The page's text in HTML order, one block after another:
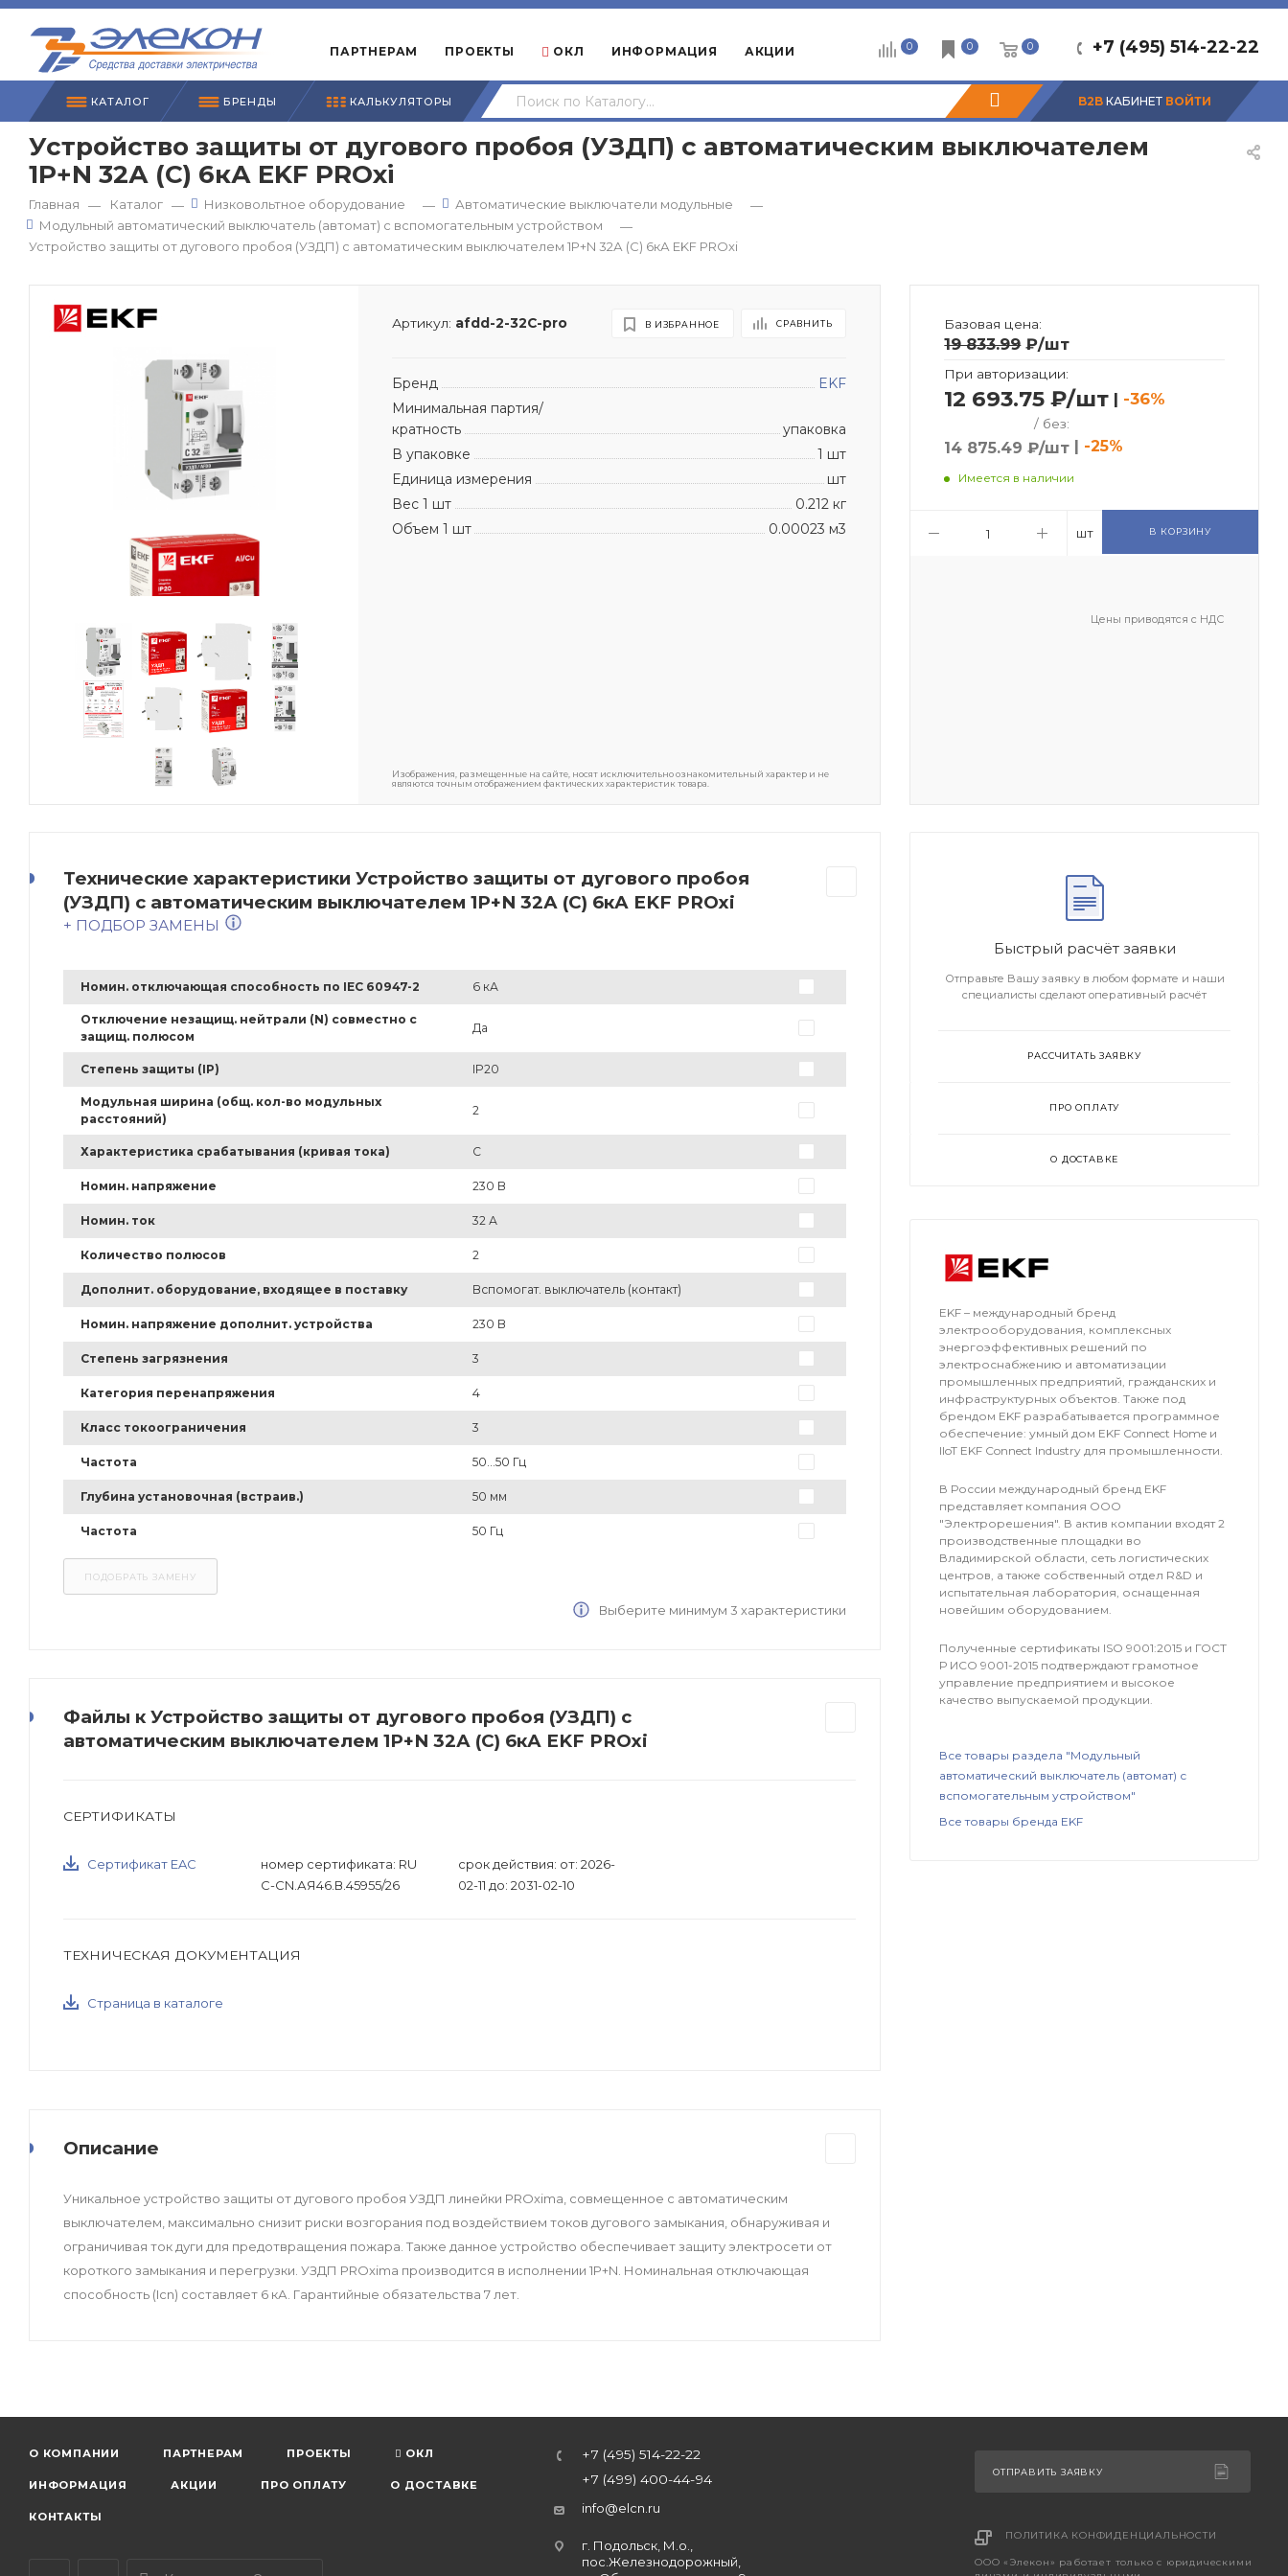
ПАРТНЕРАМ ПРОЕКТЫ ОКЛ ИНФОРМАЦИЯ АКЦИИ +7 (495) 514-22-22
0 0 0
B2B КАБИНЕТ ВОЙТИ
КАТАЛОГ БРЕНДЫ КАЛЬКУЛЯТОРЫ
Устройство защиты от дугового пробоя (УЗДП) с автоматическим выключателем
1P+N 32А (C) 6кА EKF PROxi
Главная — Каталог — Низковольтное оборудование — Автоматические выключатели модульные
—
Модульный автоматический выключатель (автомат) с вспомогательным устройством
—
Устройство защиты от дугового пробоя (УЗДП) с автоматическим выключателем 1P+N 32А (C) 6кА EKF PROxi
Артикул: afdd-2-32C-pro В ИЗБРАННОЕ СРАВНИТЬ
Бренд
EKF
Минимальная партия/
кратность
упаковка
В упаковке
1 шт
Единица измерения
шт
Вес 1 шт
0.212 кг
Объем 1 шт
0.00023 м3
Изображения, размещенные на сайте, носят исключительно ознакомительный характер и не
являются точным отображением фактических характеристик товара.
Базовая цена:
19 833.99₽/шт
При авторизации:
12 693.75 ₽/шт | -36%
/ без:
14 875.49 ₽/шт | -25%
Имеется в наличии
шт В КОРЗИНУ
Цены приводятся с НДС
Технические характеристики Устройство защиты от дугового пробоя
(УЗДП) с автоматическим выключателем 1P+N 32А (C) 6кА EKF PROxi
+ ПОДБОР ЗАМЕНЫ
Номин. отключающая способность по IEC 60947-2 6 кА
Отключение незащищ. нейтрали (N) совместно с
защищ. полюсом
Да
Степень защиты (IP) IP20
Модульная ширина (общ. кол-во модульных
расстояний)
2
Характеристика срабатывания (кривая тока) C
Номин. напряжение 230 В
Номин. ток 32 А
Количество полюсов 2
Дополнит. оборудование, входящее в поставку Вспомогат. выключатель (контакт)
Номин. напряжение дополнит. устройства 230 В
Степень загрязнения 3
Категория перенапряжения 4
Класс токоограничения 3
Частота 50...50 Гц
Глубина установочная (встраив.) 50 мм
Частота 50 Гц
Выберите минимум 3 характеристики
Файлы к Устройство защиты от дугового пробоя (УЗДП) с
автоматическим выключателем 1P+N 32А (C) 6кА EKF PROxi
СЕРТИФИКАТЫ
Сертификат EAC
номер сертификата: RU
С-CN.АЯ46.В.45955/26
срок действия: от: 2026-
02-11 до: 2031-02-10
ТЕХНИЧЕСКАЯ ДОКУМЕНТАЦИЯ
Страница в каталоге
Описание
Уникальное устройство защиты от дугового пробоя УЗДП линейки PROxima, совмещенное с автоматическим
выключателем, максимально снизит риски возгорания под воздействием токов дугового замыкания, обнаруживая и
ограничивая ток дуги для предотвращения пожара. Также данное устройство обеспечивает защиту электросети от
короткого замыкания и перегрузки. УЗДП PROxima производится в исполнении 1Р+N. Номинальная отключающая
способность (Icn) составляет 6 кА. Гарантийные обязательства 7 лет.
Быстрый расчёт заявки
Отправьте Вашу заявку в любом формате и наши
специалисты сделают оперативный расчёт
РАССЧИТАТЬ ЗАЯВКУ
ПРО ОПЛАТУ
О ДОСТАВКЕ
EKF – международный бренд
электрооборудования, комплексных
энергоэффективных решений по
электроснабжению и автоматизации
промышленных предприятий, гражданских и
инфраструктурных объектов. Также под
брендом EKF разрабатывается программное
обеспечение: умный дом EKF Connect Home и
IIoT EKF Connect Industry для промышленности.
В России международный бренд EKF
представляет компания OOO
"Электрорешения". В актив компании входят 2
производственные площадки во
Владимирской области, сеть логистических
центров, а также собственный отдел R&D и
испытательная лаборатория, оснащенная
новейшим оборудованием.
Полученные сертификаты ISO 9001:2015 и ГОСТ
Р ИСО 9001-2015 подтверждают грамотное
управление предприятием и высокое
качество выпускаемой продукции.
Все товары раздела "Модульный
автоматический выключатель (автомат) с
вспомогательным устройством"
Все товары бренда EKF
О КОМПАНИИ ПАРТНЕРАМ ПРОЕКТЫ ОКЛ
ИНФОРМАЦИЯ АКЦИИ ПРО ОПЛАТУ О ДОСТАВКЕ
КОНТАКТЫ
+7 (495) 514-22-22
+7 (499) 400-44-94
info@elcn.ru
г. Подольск, М.о.,
пос.Железнодорожный,
ОТПРАВИТЬ ЗАЯВКУ
ПОЛИТИКА КОНФИДЕНЦИАЛЬНОСТИ
ООО «Элекон» работает только с юридическими